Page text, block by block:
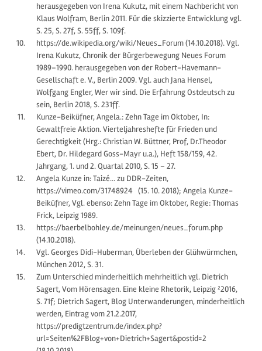
herausgegeben von Irena Kukutz, mit einem Nachbericht von
Klaus Wolfram, Berlin 2011. Für die skizzierte Entwicklung vgl.
S. 25, S. 27f, S. 55ff, S. 109f.
https://de.wikipedia.org/wiki/Neues_Forum (14.10.2018). Vgl.
Irena Kukutz, Chronik der Bürgerbewegung Neues Forum
1989–1990. herausgegeben von der Robert-Havemann-
Gesellschaft e. V., Berlin 2009. Vgl. auch Jana Hensel,
Wolfgang Engler, Wer wir sind. Die Erfahrung Ostdeutsch zu
sein, Berlin 2018, S. 231ff.
Kunze-Beiküfner, Angela.: Zehn Tage im Oktober, In:
Gewaltfreie Aktion. Vierteljahreshefte für Frieden und
Gerechtigkeit (Hrg.: Christian W. Büttner, Prof, Dr.Theodor
Ebert, Dr. Hildegard Goss-Mayr u.a.), Heft 158/159, 42.
Jahrgang, 1. und 2. Quartal 2010, S. 15 – 27.
Angela Kunze in: Taizé… zu DDR-Zeiten,
https://vimeo.com/31748924 (15. 10. 2018); Angela Kunze-
Beiküfner, Vgl. ebenso: Zehn Tage im Oktober, Regie: Thomas
Frick, Leipzig 1989.
https://baerbelbohley.de/meinungen/neues_forum.php
(14.10.2018).
Vgl. Georges Didi-Huberman, Überleben der Glühwürmchen,
München 2012, S. 31.
Zum Unterschied minderheitlich mehrheitlich vgl. Dietrich
Sagert, Vom Hörensagen. Eine kleine Rhetorik, Leipzig ²2016,
S. 71f; Dietrich Sagert, Blog Unterwanderungen, minderheitlich
werden, Eintrag vom 21.2.2017,
https://predigtzentrum.de/index.php?
url=Seiten%2FBlog+von+Dietrich+Sagert&postid=2